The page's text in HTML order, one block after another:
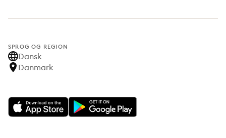
SPROG OG REGION
Dansk
Danmark